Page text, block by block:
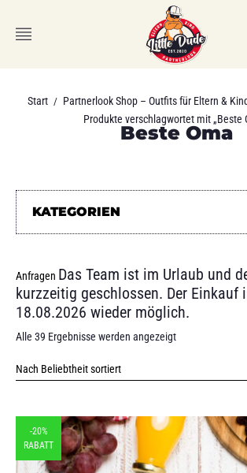
Start / Partnerlook Shop – Outfits für Eltern &
Produkte verschlagwortet mit „Beste
Beste Oma
KATEGORIEN
Anfragen Das Team ist im Urlaub und
kurzzeitig geschlossen. Der Einkauf
18.08.2026 wieder möglich.
Alle 39 Ergebnisse werden angezeigt
Nach Beliebtheit sortiert
-20%
RABATT